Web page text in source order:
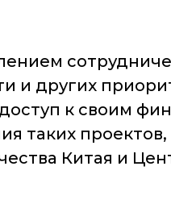
и других
к своим
таких
Китая и